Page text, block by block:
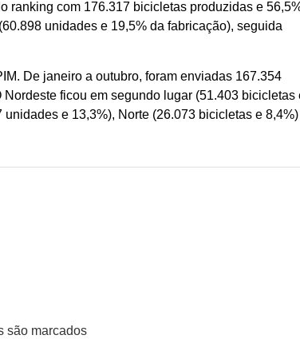
ranking com 176.317 bicicletas produzidas e
unidades e 19,5% da fabricação), seguida
De janeiro a outubro, foram enviadas 167.354
ficou em segundo lugar (51.403 bicicletas
e 13,3%), Norte (26.073 bicicletas e 8,4%)
são marcados